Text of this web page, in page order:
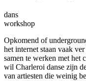
dans
workshop
Opkomend of
het internet staan vaak
samen te werken met het
wil Charleroi danse zijn
van artiesten die weinig